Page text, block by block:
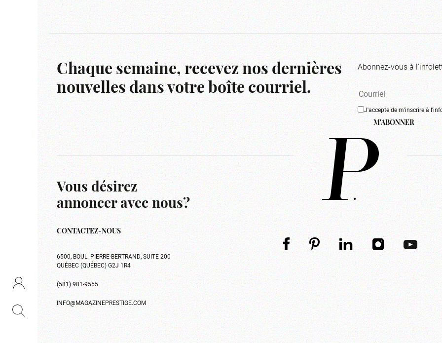
Chaque semaine, recevez nos dernières
nouvelles dans votre boîte courriel.
Abonnez-vous à
J'accepte de m'inscrire à
M'ABONNER
Vous désirez
annoncer avec nous?
CONTACTEZ-NOUS
6500, BOUL. PIERRE-BERTRAND, SUITE 200
QUÉBEC (QUÉBEC) G2J 1R4
(581) 981-9555
INFO@MAGAZINEPRESTIGE.COM